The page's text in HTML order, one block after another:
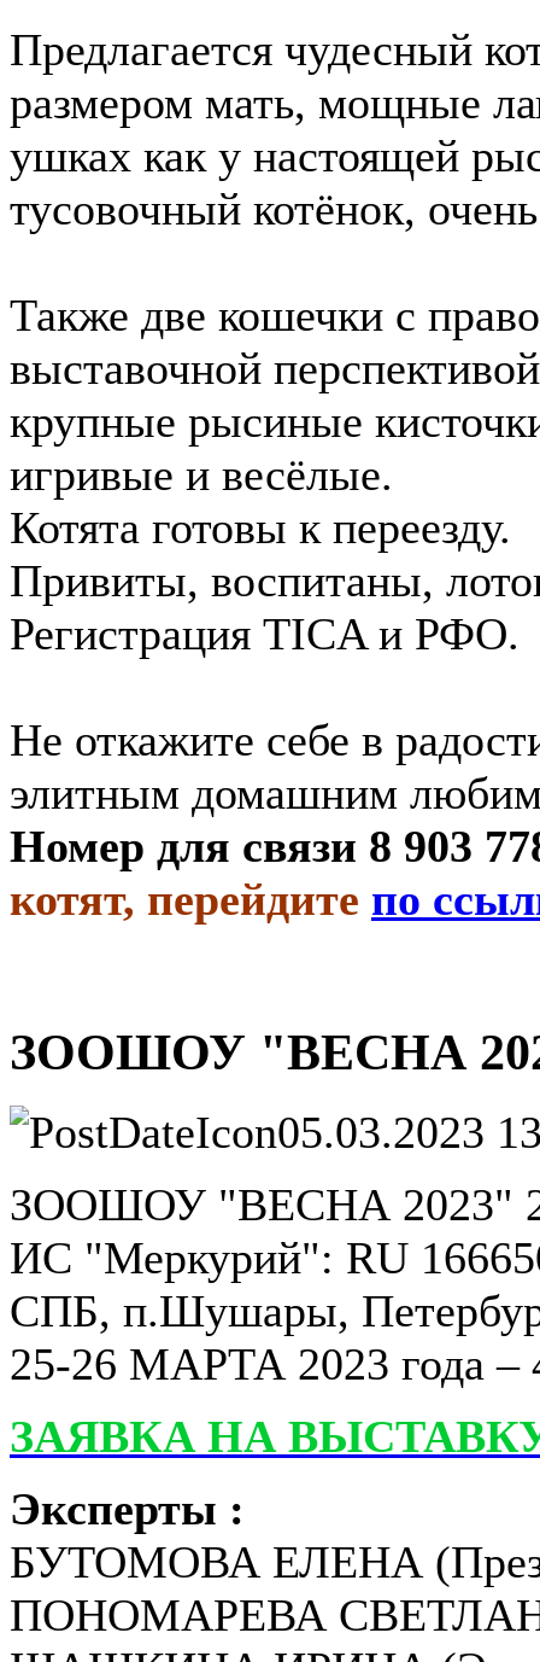
Предлагается чудесный
размером мать, мощные
ушках как у настоящей
тусовочный котёнок,
Также две кошечки с
выставочной
крупные рысиные
игривые и весёлые.
Котята готовы к переезду.
Привиты, воспитаны,
Регистрация TICA и РФО.
Не откажите себе в
элитным домашним
Номер для связи 8
котят, перейдите по
ЗООШОУ "ВЕСНА
05.03.2023
ЗООШОУ "ВЕСНА 2023"
ИС "Меркурий": RU
СПБ, п.Шушары,
25-26 МАРТА 2023 года –
ЗАЯВКА НА
Эксперты :
БУТОМОВА ЕЛЕНА
ПОНОМАРЕВА СВЕТЛАНА